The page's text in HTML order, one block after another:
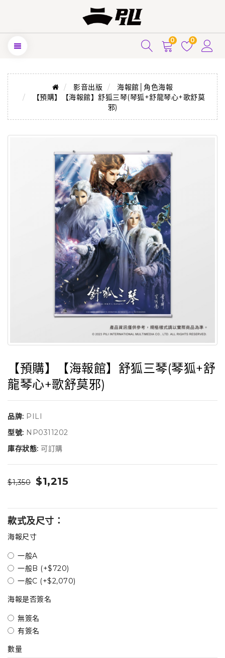
0 0
影音出版
海報館│角色海報
【預購】【海報館】舒狐三琴(琴狐+舒龍琴心+歌舒莫
邪)
【預購】【海報館】舒狐三琴(琴狐+舒
龍琴心+歌舒莫邪)
品牌: PILI
型號: NP0311202
庫存狀態: 可訂購
$1,350 $1,215
款式及尺寸：
海報尺寸
一般A
一般B (+$720)
一般C (+$2,070)
海報是否簽名
無簽名
有簽名
數量